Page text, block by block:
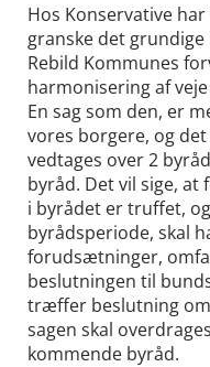
Hos Konservative
granske det
Rebild Kommunes
harmonisering af
En sag som den, er
vores borgere, og
vedtages over 2
byråd. Det vil sige,
i byrådet er truffet,
byrådsperiode, skal
forudsætninger,
beslutningen til
træffer beslutning
sagen skal
kommende byråd.